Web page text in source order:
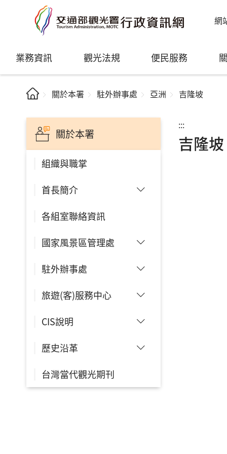
網
業務資訊 觀光法規 便民服務
關於本署 駐外辦事處 亞洲 吉隆坡
關於本署
組織與職掌
首長簡介
各組室聯絡資訊
國家風景區管理處
駐外辦事處
旅遊(客)服務中心
CIS說明
歷史沿革
台灣當代觀光期刊
:::
吉隆坡